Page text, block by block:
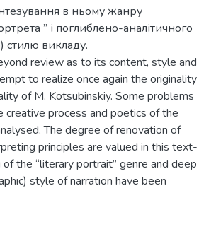
в ньому жанру
” і поглиблено-аналітичного
стилю викладу.
review as to its content, style and
to realize once again the originality
of M. Kotsubinskiy. Some problems
creative process and poetics of the
The degree of renovation of
principles are valued in this text-
the “literary portrait” genre and deep
style of narration have been